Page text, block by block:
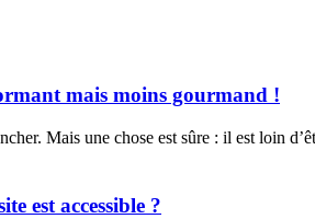
mais moins gourmand !
Mais une chose est sûre : il est loin
est accessible ?